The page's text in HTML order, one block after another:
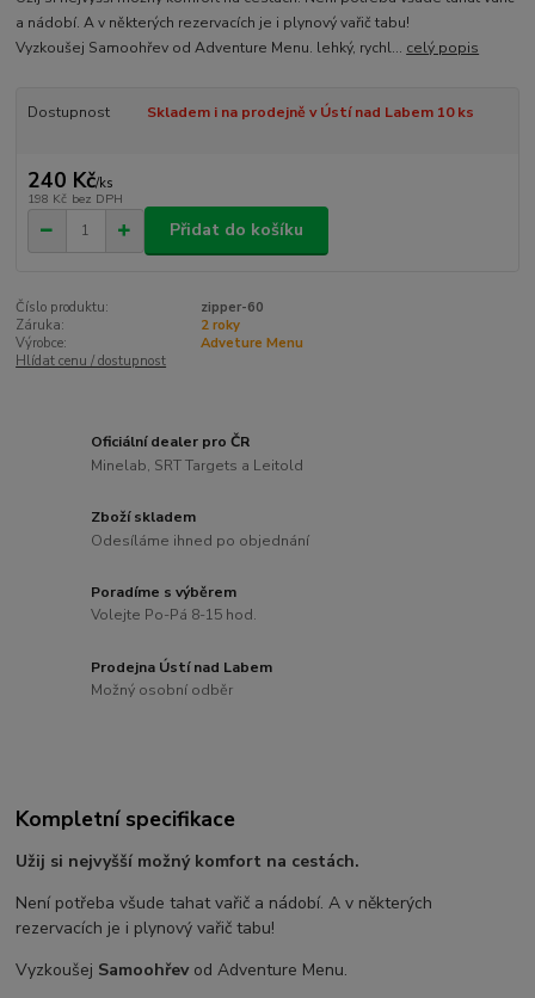
a nádobí. A v některých rezervacích je i plynový vařič tabu!
Vyzkoušej Samoohřev od Adventure Menu. lehký, rychl... celý popis
Dostupnost Skladem i na prodejně v Ústí nad Labem 10 ks
240 Kč/ks
198 Kč bez DPH
Přidat do košíku
Číslo produktu:
zipper-60
Záruka:
2 roky
Výrobce:
Adveture Menu
Hlídat cenu / dostupnost
Oficiální dealer pro ČR
Minelab, SRT Targets a Leitold
Zboží skladem
Odesíláme ihned po objednání
Poradíme s výběrem
Volejte Po-Pá 8-15 hod.
Prodejna Ústí nad Labem
Možný osobní odběr
Kompletní specifikace
Užij si nejvyšší možný komfort na cestách.
Není potřeba všude tahat vařič a nádobí. A v některých
rezervacích je i plynový vařič tabu!
Vyzkoušej Samoohřevod Adventure Menu.